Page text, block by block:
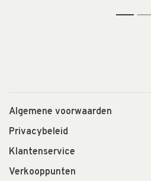
Algemene voorwaarden
Privacybeleid
Klantenservice
Verkooppunten